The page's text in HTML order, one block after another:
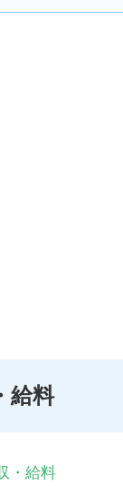
給料
・給料